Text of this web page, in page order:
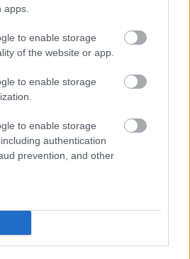
to enable storage
of the website or app.
to enable storage
to enable storage
authentication
prevention, and other
η πιο Εύκολη
σε 2
στα αποτελέσματα
της Google